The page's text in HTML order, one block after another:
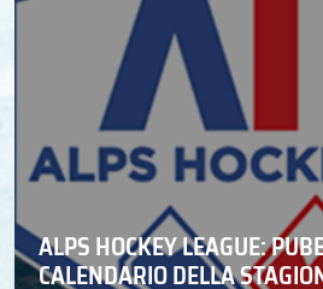
ALPS HOCKEY LEAGUE:
CALENDARIO DELLA